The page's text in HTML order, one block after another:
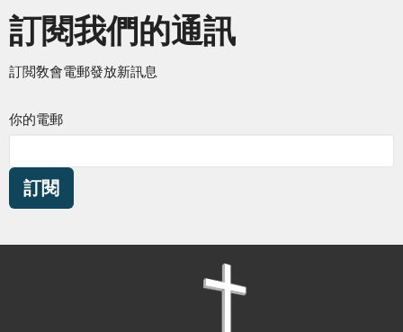
訂閱我們的通訊
訂閲敎會電郵發放新訊息
你的電郵
訂閱